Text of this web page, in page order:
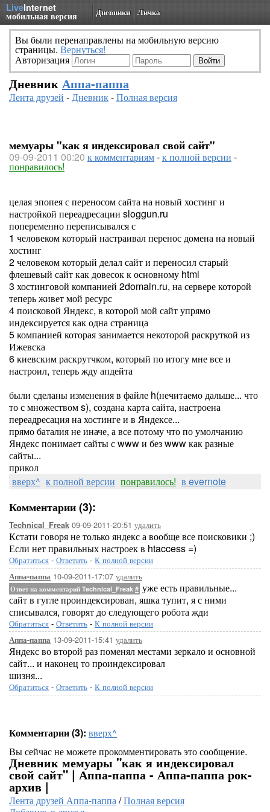
LiveInternet
мобильная версия Дневники Личка
Вы были перенаправлены на мобильную версию
страницы. Вернуться!
Авторизация
Дневник Аппа-паппа
Лента друзей -Дневник-Полная версия
мемуары "как я индексировал свой сайт"
09-09-2011 00:20 к комментариям-к полной версии -
понравилось!
целая эпопея с переносом сайта на новый хостинг и
настройкой переадресации sloggun.ru
попеременно переписывался с
1 человеком который настраивал перенос домена на новый
хостинг
2 человеком который делал сайт и переносил старый
флешевый сайт как довесок к основному html
3 хостинговой компанией 2domain.ru, на сервере которой
теперь живет мой ресурс
4 поисковой Яндекс, в которой мой сайт упрямо
индексируется как одна страница
5 компанией которая занимается некоторой раскруткой из
Ижевска
6 киевским раскрутчком, который по итогу мне все и
настроил, теперь жду апдейта
были сделаны изменения в файле h(нечитаемо дальше... что
то с множеством s), создана карта сайта, настроена
переадресация на хостинге и в Яндексе...
прямо баталия не иначе, а все потому что по умолчанию
Яндекс понимает сайты с www и без www как разные
сайты...
прикол
вверх^ к полной версии понравилось! в evernote
Комментарии (3):
Technical_Freak 09-09-2011-20:51 удалить
Кстати говоря не только яндекс а вообще все поисковики ;)
Если нет правильных настроек в htaccess =)
Обратиться - Ответить - К полной версии
Аппа-паппа 10-09-2011-17:07 удалить
Ответ на комментарий Technical_Freak # уже есть правильные...
сайт в гугле проиндексирован, яшка тупит, я с ними
списывался, говорят до следующего робота жди
Обратиться - Ответить - К полной версии
Аппа-паппа 13-09-2011-15:41 удалить
Яндекс во второй раз поменял местами зеркало и основной
сайт... и наконец то проиндексировал
шизня...
Обратиться - Ответить - К полной версии
Комментарии (3): вверх^
Вы сейчас не можете прокомментировать это сообщение.
Дневник мемуары "как я индексировал
свой сайт" | Аппа-паппа - Аппа-паппа рок-
архив |
Лента друзей Аппа-паппа/Полная версия